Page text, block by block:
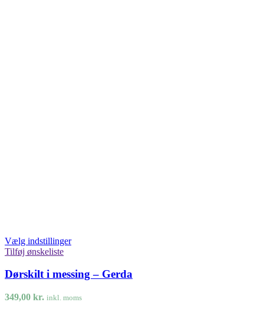
Vælg indstillinger
Tilføj ønskeliste
Dørskilt i messing – Gerda
349,00 kr. inkl. moms